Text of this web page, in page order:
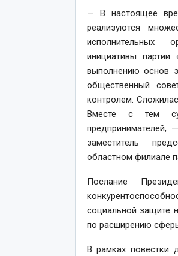
— В настоящее
реализуются
исполнительных
инициативы
выполнению основ
общественный
контролем.
Вместе с тем
предпринимателей,
заместитель
областном филиале
Послание
социальной защите
по расширению
В рамках повестки